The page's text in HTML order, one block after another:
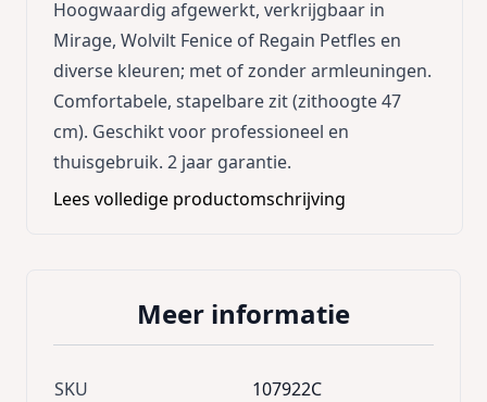
Hoogwaardig afgewerkt, verkrijgbaar in
Mirage, Wolvilt Fenice of Regain Petfles en
diverse kleuren; met of zonder armleuningen.
Comfortabele, stapelbare zit (zithoogte 47
cm). Geschikt voor professioneel en
thuisgebruik. 2 jaar garantie.
Lees volledige productomschrijving
Meer informatie
SKU
107922C